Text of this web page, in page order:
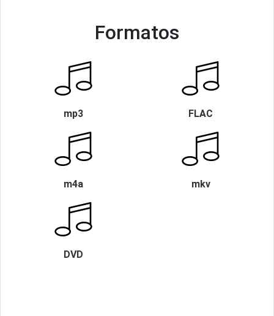
Formatos
mp3 FLAC
m4a mkv
DVD